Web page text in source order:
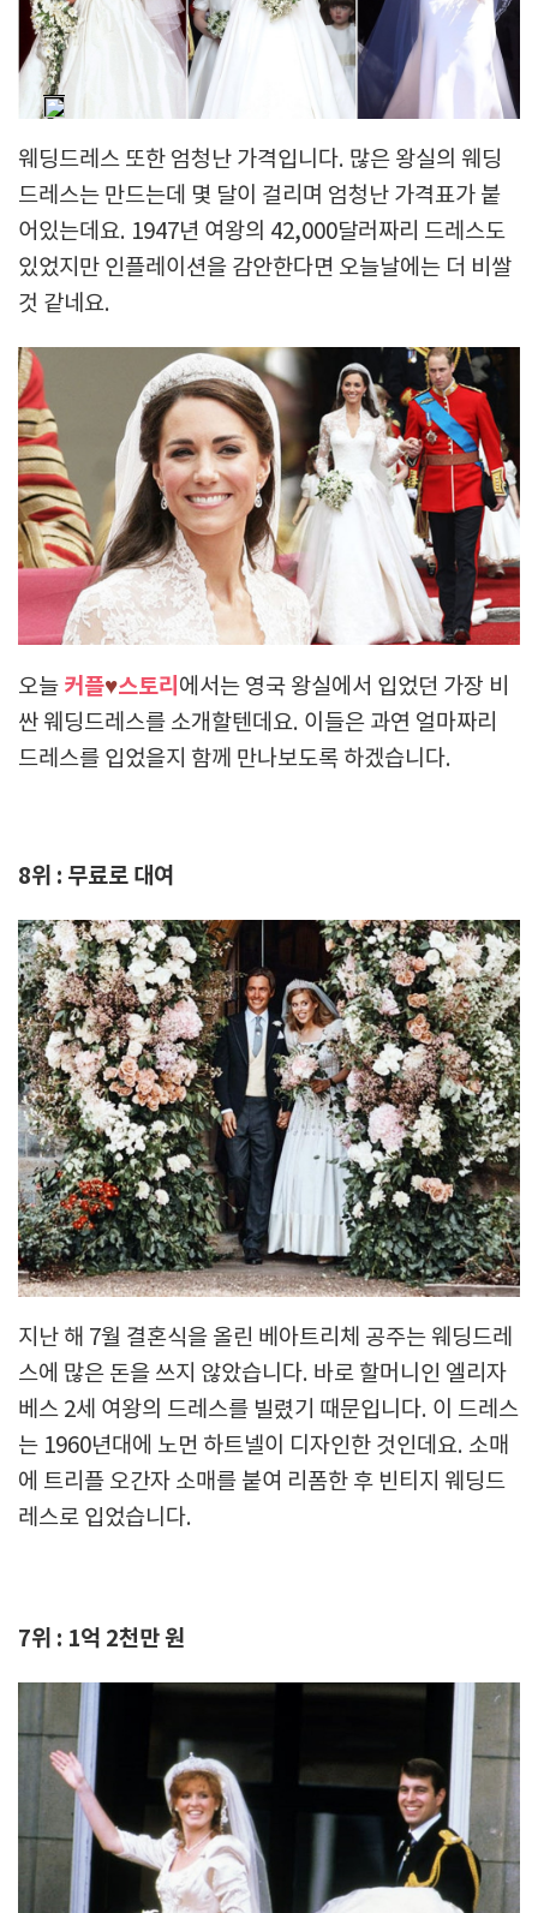
웨딩드레스 또한 엄청난 가격입니다. 많은 왕실의 웨딩
드레스는 만드는데 몇 달이 걸리며 엄청난 가격표가 붙
어있는데요. 1947년 여왕의 42,000달러짜리 드레스도
있었지만 인플레이션을 감안한다면 오늘날에는 더 비쌀
것 같네요.
오늘 커플♥스토리 에서는 영국 왕실에서 입었던 가장 비
싼 웨딩드레스를 소개할텐데요. 이들은 과연 얼마짜리
드레스를 입었을지 함께 만나보도록 하겠습니다.
8위 : 무료로 대여
지난 해 7월 결혼식을 올린 베아트리체 공주는 웨딩드레
스에 많은 돈을 쓰지 않았습니다. 바로 할머니인 엘리자
베스 2세 여왕의 드레스를 빌렸기 때문입니다. 이 드레스
는 1960년대에 노먼 하트넬이 디자인한 것인데요. 소매
에 트리플 오간자 소매를 붙여 리폼한 후 빈티지 웨딩드
레스로 입었습니다.
7위 : 1억 2천만 원